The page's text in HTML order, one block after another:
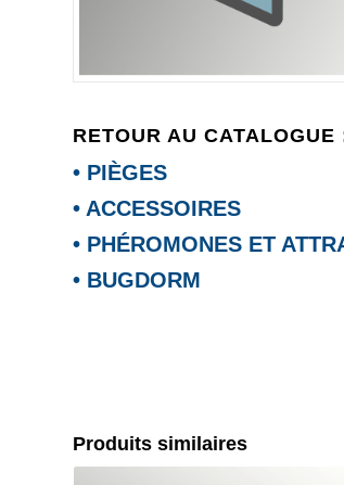
RETOUR AU CATALOGUE
• PIÈGES
• ACCESSOIRES
• PHÉROMONES ET
• BUGDORM
Produits similaires